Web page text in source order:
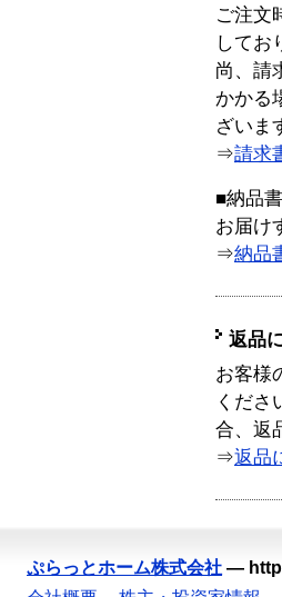
ご注文
してお
尚、請
かかる
ざいま
⇒請求
■納品
お届け
⇒納品
返品
お客様
くださ
合、返
⇒返品
ぷらっとホーム株式会社 —